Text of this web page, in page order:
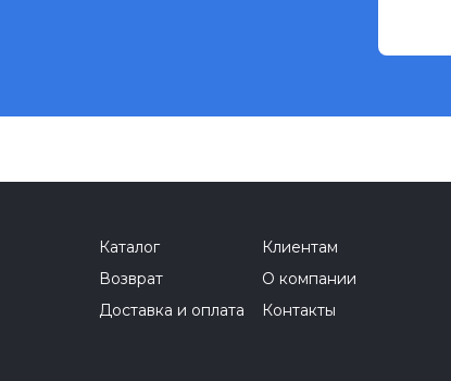
Каталог
Возврат
Доставка и оплата
Клиентам
О компании
Контакты